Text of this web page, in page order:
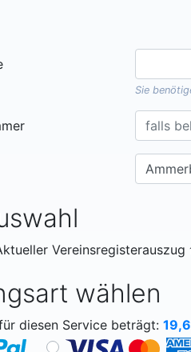
Sie
Vereinsregisterauszug
wählen
diesen Service beträgt: